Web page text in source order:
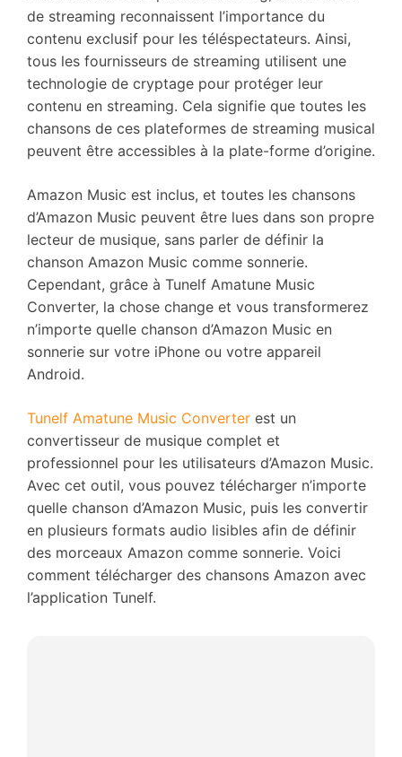
de streaming reconnaissent l’importance du
contenu exclusif pour les téléspectateurs. Ainsi,
tous les fournisseurs de streaming utilisent une
technologie de cryptage pour protéger leur
contenu en streaming. Cela signifie que toutes les
chansons de ces plateformes de streaming musical
peuvent être accessibles à la plate-forme d’origine.
Amazon Music est inclus, et toutes les chansons
d’Amazon Music peuvent être lues dans son propre
lecteur de musique, sans parler de définir la
chanson Amazon Music comme sonnerie.
Cependant, grâce à Tunelf Amatune Music
Converter, la chose change et vous transformerez
n’importe quelle chanson d’Amazon Music en
sonnerie sur votre iPhone ou votre appareil
Android.
Tunelf Amatune Music Converter est un
convertisseur de musique complet et
professionnel pour les utilisateurs d’Amazon Music.
Avec cet outil, vous pouvez télécharger n’importe
quelle chanson d’Amazon Music, puis les convertir
en plusieurs formats audio lisibles afin de définir
des morceaux Amazon comme sonnerie. Voici
comment télécharger des chansons Amazon avec
l’application Tunelf.